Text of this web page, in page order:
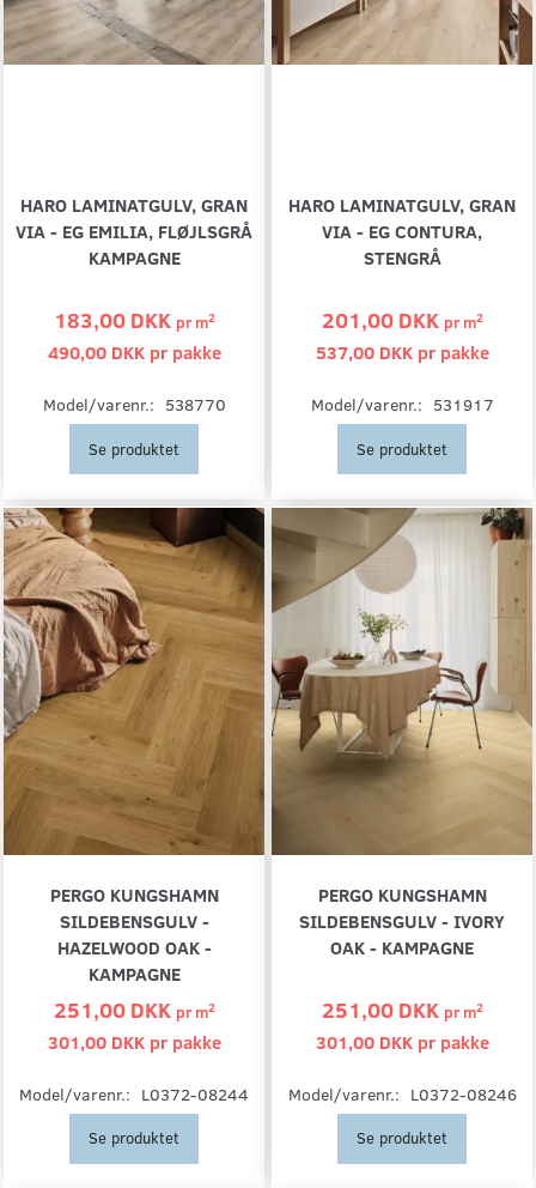
HARO LAMINATGULV, GRAN
VIA - EG EMILIA, FLØJLSGRÅ
KAMPAGNE
183,00 DKK prm2
490,00 DKK pr pakke
Model/varenr.: 538770
Se produktet
HARO LAMINATGULV, GRAN
VIA - EG CONTURA,
STENGRÅ
201,00 DKK prm2
537,00 DKK pr pakke
Model/varenr.: 531917
Se produktet
PERGO KUNGSHAMN
SILDEBENSGULV -
HAZELWOOD OAK -
KAMPAGNE
251,00 DKK prm2
301,00 DKK pr pakke
Model/varenr.: L0372-08244
Se produktet
PERGO KUNGSHAMN
SILDEBENSGULV - IVORY
OAK - KAMPAGNE
251,00 DKK prm2
301,00 DKK pr pakke
Model/varenr.: L0372-08246
Se produktet